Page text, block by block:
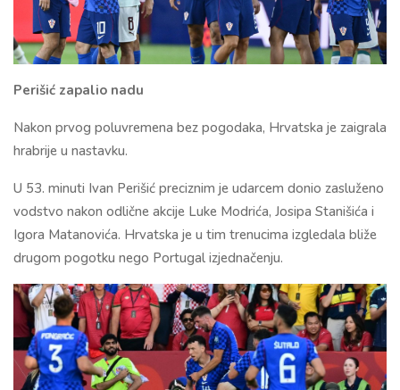
Perišić zapalio nadu
Nakon prvog poluvremena bez pogodaka, Hrvatska je zaigrala
hrabrije u nastavku.
U 53. minuti Ivan Perišić preciznim je udarcem donio zasluženo
vodstvo nakon odlične akcije Luke Modrića, Josipa Stanišića i
Igora Matanovića. Hrvatska je u tim trenucima izgledala bliže
drugom pogotku nego Portugal izjednačenju.